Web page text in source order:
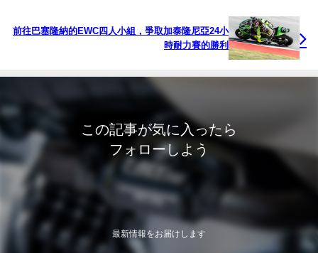
前往巴塞隆納的EWC四人小組，爭取加泰隆尼亞24小
時耐力賽的勝利
この記事が気に入ったら
フォローしよう
最新情報をお届けします